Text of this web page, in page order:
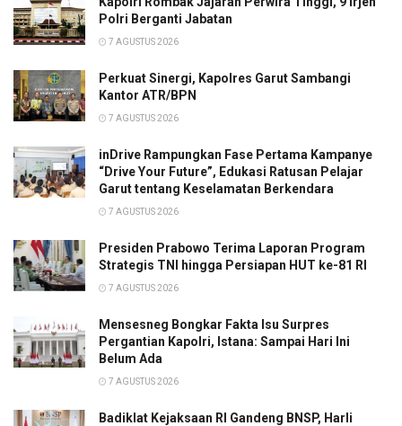
Polri Berganti Jabatan
7 AGUSTUS 2026
Perkuat Sinergi, Kapolres Garut Sambangi
Kantor ATR/BPN
7 AGUSTUS 2026
inDrive Rampungkan Fase Pertama Kampanye
“Drive Your Future”, Edukasi Ratusan Pelajar
Garut tentang Keselamatan Berkendara
7 AGUSTUS 2026
Presiden Prabowo Terima Laporan Program
Strategis TNI hingga Persiapan HUT ke-81 RI
7 AGUSTUS 2026
Mensesneg Bongkar Fakta Isu Surpres
Pergantian Kapolri, Istana: Sampai Hari Ini
Belum Ada
7 AGUSTUS 2026
Badiklat Kejaksaan RI Gandeng BNSP, Harli